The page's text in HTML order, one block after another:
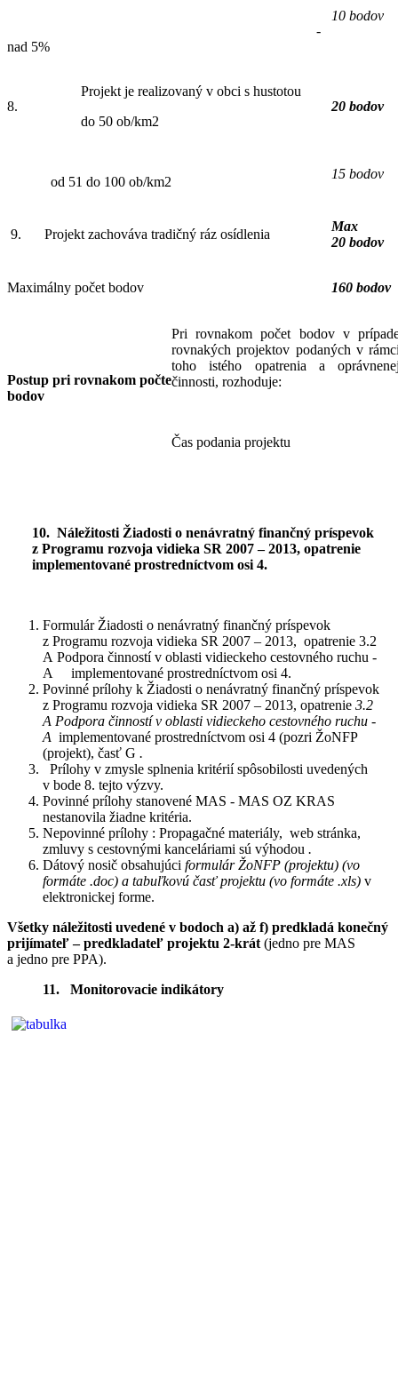
-
nad 5%
10 bodov
8.
Projekt je realizovaný v obci s hustotou
do 50 ob/km2
20 bodov
od 51 do 100 ob/km2
15 bodov
9. Projekt zachováva tradičný ráz osídlenia
Max
20 bodov
Maximálny počet bodov 160 bodov
Postup pri rovnakom počte
bodov
Pri rovnakom počet bodov v
rovnakých projektov podaných v
toho istého opatrenia a
činnosti, rozhoduje:
Čas podania projektu
10. Náležitosti Žiadosti o nenávratný finančný príspevok
z Programu rozvoja vidieka SR 2007 – 2013, opatrenie
implementované prostredníctvom osi 4.
Formulár Žiadosti o nenávratný finančný príspevok
z Programu rozvoja vidieka SR 2007 – 2013, opatrenie 3.2
A Podpora činností v oblasti vidieckeho cestovného ruchu -
A implementované prostredníctvom osi 4.
Povinné prílohy k Žiadosti o nenávratný finančný príspevok
z Programu rozvoja vidieka SR 2007 – 2013, opatrenie 3.2
A Podpora činností v oblasti vidieckeho cestovného ruchu -
A implementované prostredníctvom osi 4 (pozri ŽoNFP
(projekt), časť G .
Prílohy v zmysle splnenia kritérií spôsobilosti uvedených
v bode 8. tejto výzvy.
Povinné prílohy stanovené MAS - MAS OZ KRAS
nestanovila žiadne kritéria.
Nepovinné prílohy : Propagačné materiály, web stránka,
zmluvy s cestovnými kanceláriami sú výhodou .
Dátový nosič obsahujúci formulár ŽoNFP (projektu) (vo
formáte .doc) a tabuľkovú časť projektu (vo formáte .xls) v
elektronickej forme.
Všetky náležitosti uvedené v bodoch a) až f) predkladá konečný
prijímateľ – predkladateľ projektu 2-krát (jedno pre MAS
a jedno pre PPA).
11. Monitorovacie indikátory